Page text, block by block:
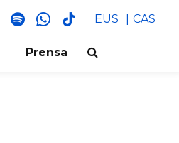
spotifywhatsapp
tik
EUS CAS
Prensa